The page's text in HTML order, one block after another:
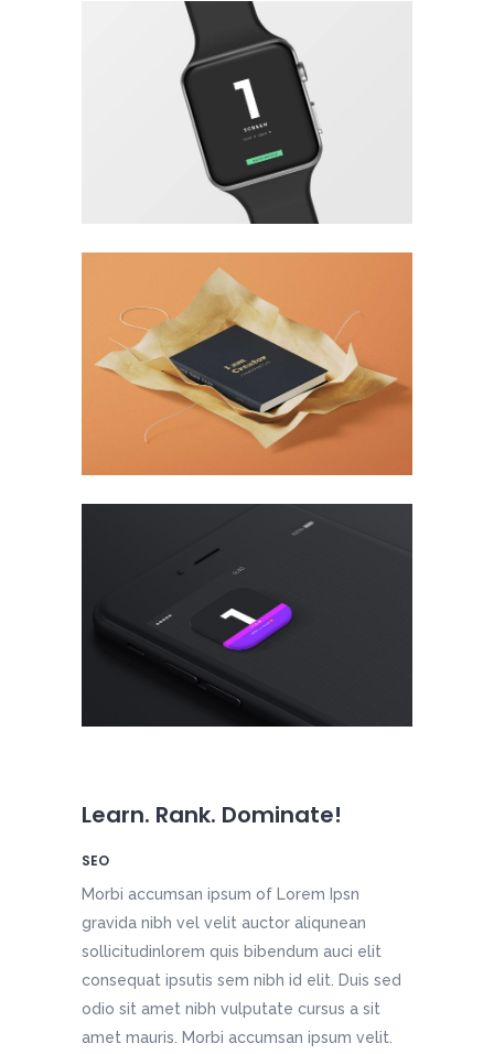
Learn. Rank. Dominate!
SEO
Morbi accumsan ipsum of Lorem Ipsn
gravida nibh vel velit auctor aliqunean
sollicitudinlorem quis bibendum auci elit
consequat ipsutis sem nibh id elit. Duis sed
odio sit amet nibh vulputate cursus a sit
amet mauris. Morbi accumsan ipsum velit.